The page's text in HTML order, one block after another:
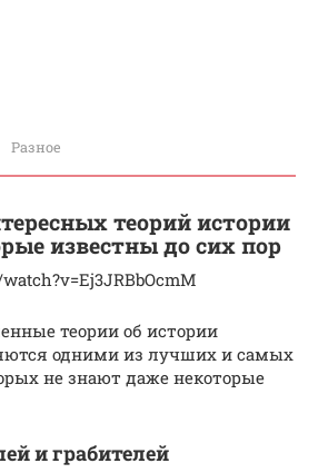
Разное
теорий истории
известны до сих пор
теории об истории
одними из лучших и самых
не знают даже некоторые
и грабителей